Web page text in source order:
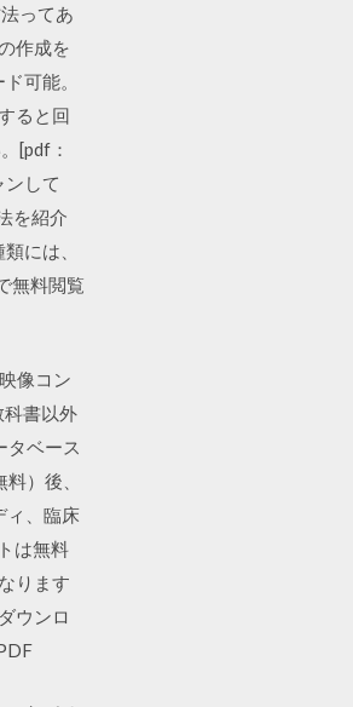
ってあ
作成を
可能。
ると回
[pdf：
して
を紹介
には、
無料閲覧
像コン
書以外
タベース
）後、
ィ、臨床
は無料
ります
ウンロ